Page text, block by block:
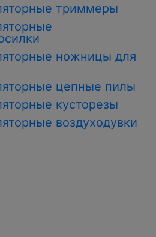
триммеры
ножницы для
цепные пилы
кусторезы
воздуходувки